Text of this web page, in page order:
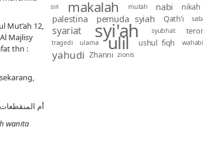
Mut’ah 12,
Majlisy
thn :
أم
wanita
siri
makalah mutah nabi nikah
palestina pemuda syiah Qath’i
syariat syi'ah syubhat
tragedi ulama ulil ushul fiqh wahabi
yahudi Zhanni zionis